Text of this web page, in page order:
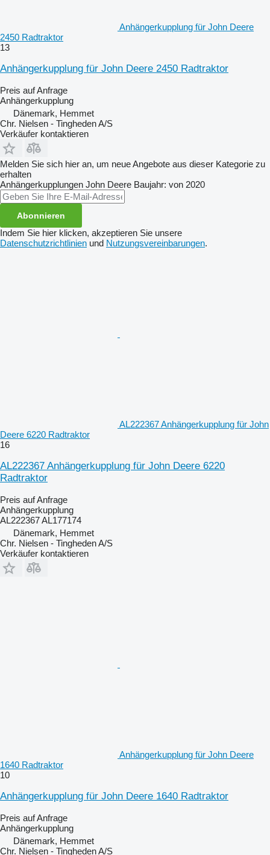
Anhängerkupplung für John Deere
2450 Radtraktor
13
Anhängerkupplung für John Deere 2450 Radtraktor
Preis auf Anfrage
Anhängerkupplung
Dänemark, Hemmet
Chr. Nielsen - Tingheden A/S
Verkäufer kontaktieren
Melden Sie sich hier an, um neue Angebote aus dieser Kategorie zu
erhalten
Anhängerkupplungen John Deere Baujahr: von 2020
Abonnieren
Indem Sie hier klicken, akzeptieren Sie unsere
Datenschutzrichtlinien und Nutzungsvereinbarungen.
AL222367 Anhängerkupplung für John
Deere 6220 Radtraktor
16
AL222367 Anhängerkupplung für John Deere 6220
Radtraktor
Preis auf Anfrage
Anhängerkupplung
AL222367 AL177174
Dänemark, Hemmet
Chr. Nielsen - Tingheden A/S
Verkäufer kontaktieren
Anhängerkupplung für John Deere
1640 Radtraktor
10
Anhängerkupplung für John Deere 1640 Radtraktor
Preis auf Anfrage
Anhängerkupplung
Dänemark, Hemmet
Chr. Nielsen - Tingheden A/S